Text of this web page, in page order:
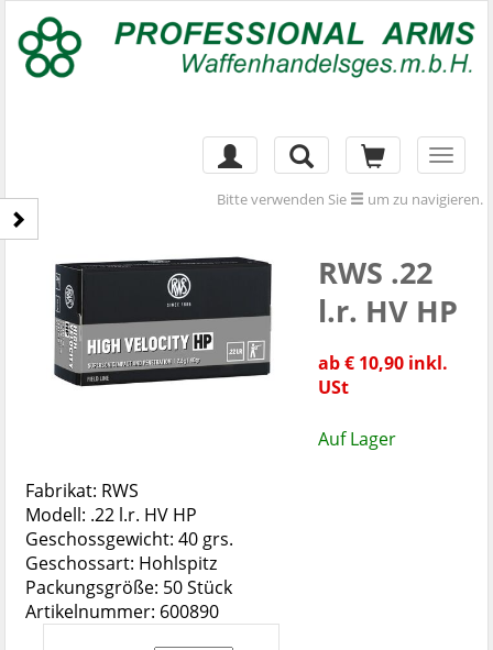
Bitte verwenden Sie um zu navigieren.
RWS .22
l.r. HV HP
ab € 10,90 inkl.
USt
Auf Lager
Fabrikat: RWS
Modell: .22 l.r. HV HP
Geschossgewicht: 40 grs.
Geschossart: Hohlspitz
Packungsgröße: 50 Stück
Artikelnummer: 600890